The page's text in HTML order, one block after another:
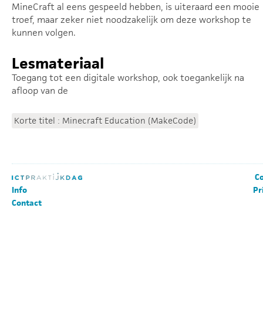
MineCraft al eens gespeeld hebben, is uiteraard een mooie
troef, maar zeker niet noodzakelijk om deze workshop te
kunnen volgen.
Lesmateriaal
Toegang tot een digitale workshop, ook toegankelijk na
afloop van de
Korte titel : Minecraft Education (MakeCode)
Info
Contact